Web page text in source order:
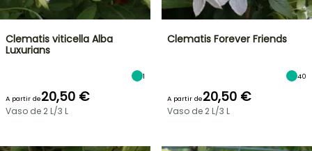
Clematis viticella Alba
Luxurians
1
A partir de20,50 €
Vaso de 2 L/3 L
Clematis Forever Friends
40
A partir de20,50 €
Vaso de 2 L/3 L